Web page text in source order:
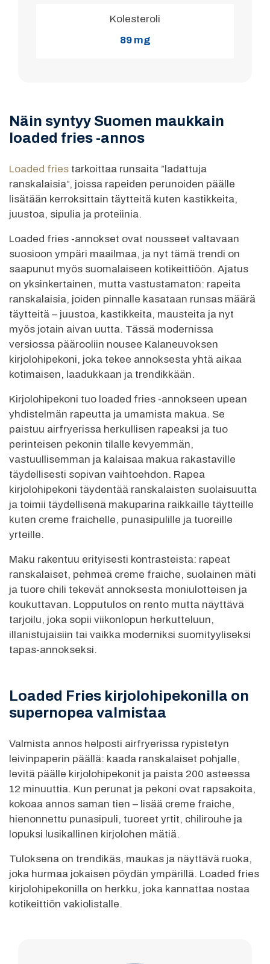
Kolesteroli
89 mg
Näin syntyy Suomen maukkain
loaded fries -annos
Loaded fries tarkoittaa runsaita ”ladattuja
ranskalaisia”, joissa rapeiden perunoiden päälle
lisätään kerroksittain täytteitä kuten kastikkeita,
juustoa, sipulia ja proteiinia.
Loaded fries -annokset ovat nousseet valtavaan
suosioon ympäri maailmaa, ja nyt tämä trendi on
saapunut myös suomalaiseen kotikeittiöön. Ajatus
on yksinkertainen, mutta vastustamaton: rapeita
ranskalaisia, joiden pinnalle kasataan runsas määrä
täytteitä – juustoa, kastikkeita, mausteita ja nyt
myös jotain aivan uutta. Tässä modernissa
versiossa päärooliin nousee Kalaneuvoksen
kirjolohipekoni, joka tekee annoksesta yhtä aikaa
kotimaisen, laadukkaan ja trendikkään.
Kirjolohipekoni tuo loaded fries -annokseen upean
yhdistelmän rapeutta ja umamista makua. Se
paistuu airfryerissa herkullisen rapeaksi ja tuo
perinteisen pekonin tilalle kevyemmän,
vastuullisemman ja kalaisaa makua rakastaville
täydellisesti sopivan vaihtoehdon. Rapea
kirjolohipekoni täydentää ranskalaisten suolaisuutta
ja toimii täydellisenä makuparina raikkaille täytteille
kuten creme fraichelle, punasipulille ja tuoreille
yrteille.
Maku rakentuu erityisesti kontrasteista: rapeat
ranskalaiset, pehmeä creme fraiche, suolainen mäti
ja tuore chili tekevät annoksesta moniulotteisen ja
koukuttavan. Lopputulos on rento mutta näyttävä
tarjoilu, joka sopii viikonlopun herkutteluun,
illanistujaisiin tai vaikka moderniksi suomityyliseksi
tapas-annokseksi.
Loaded Fries kirjolohipekonilla on
supernopea valmistaa
Valmista annos helposti airfryerissa rypistetyn
leivinpaperin päällä: kaada ranskalaiset pohjalle,
levitä päälle kirjolohipekonit ja paista 200 asteessa
12 minuuttia. Kun perunat ja pekoni ovat rapsakoita,
kokoaa annos saman tien – lisää creme fraiche,
hienonnettu punasipuli, tuoreet yrtit, chilirouhe ja
lopuksi lusikallinen kirjolohen mätiä.
Tuloksena on trendikäs, maukas ja näyttävä ruoka,
joka hurmaa jokaisen pöydän ympärillä. Loaded fries
kirjolohipekonilla on herkku, joka kannattaa nostaa
kotikeittiön vakiolistalle.